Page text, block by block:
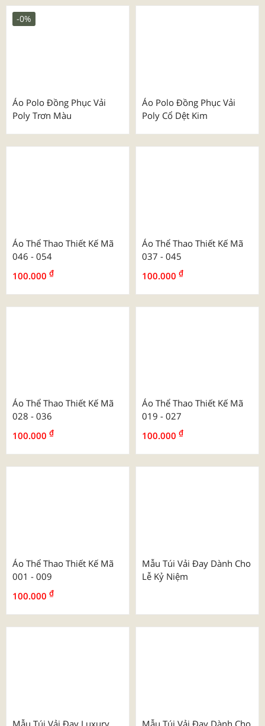
Poly Trơn Màu
-0%
Poly Cổ Dệt Kim
Áo Thể Thao Thiết Kế Mã
046 - 054
100.000 ₫
Áo Thể Thao Thiết Kế Mã
037 - 045
100.000 ₫
028 - 036
019 - 027